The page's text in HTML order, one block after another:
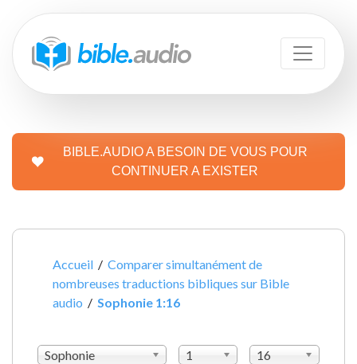
BIBLE.AUDIO A BESOIN DE VOUS POUR
CONTINUER A EXISTER
Accueil /Comparer simultanément de
nombreuses traductions bibliques sur Bible
audio / Sophonie 1:16
Sophonie 1 16